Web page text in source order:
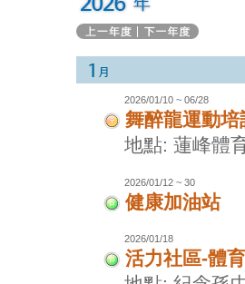
2026/01/10 ~ 06/28
舞醉龍運動培
地點: 蓮峰體
2026/01/12 ~ 30
健康加油站
2026/01/18
活力社區-體